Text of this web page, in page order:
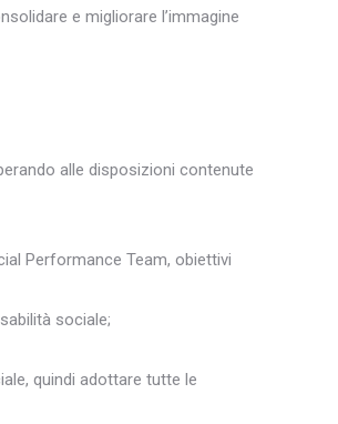
e migliorare l’immagine
alle disposizioni contenute
Performance Team, obiettivi
sociale;
quindi adottare tutte le